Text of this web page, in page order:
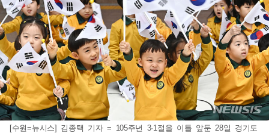
[수원=뉴시스] 김종택 기자 = 105주년 3·1절을 이틀 앞둔 28일 경기도